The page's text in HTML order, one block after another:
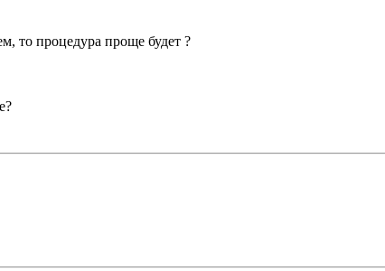
то процедура проще будет ?